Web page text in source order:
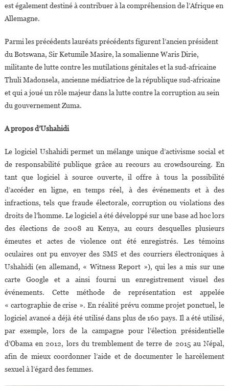
est également destiné à contribuer à la compréhension de l’Afrique en
Allemagne.
Parmi les précédents lauréats précédents figurent l’ancien président
du Botswana, Sir Ketumile Masire, la somalienne Waris Dirie,
militante de lutte contre les mutilations génitales et la sud-africaine
Thuli Madonsela, ancienne médiatrice de la république sud-africaine
et qui a joué un rôle majeur dans la lutte contre la corruption au sein
du gouvernement Zuma.
A propos d’Ushahidi
Le logiciel Ushahidi permet un mélange unique d’activisme social et
de responsabilité publique grâce au recours au crowdsourcing. En
tant que logiciel à source ouverte, il offre à tous la possibilité
d’accéder en ligne, en temps réel, à des événements et à des
infractions, tels que fraude électorale, corruption ou violations des
droits de l’homme. Le logiciel a été développé sur une base ad hoc lors
des élections de 2008 au Kenya, au cours desquelles plusieurs
émeutes et actes de violence ont été enregistrés. Les témoins
oculaires ont pu envoyer des SMS et des courriers électroniques à
Ushahidi (en allemand, « Witness Report »), qui les a mis sur une
carte Google et a ainsi fourni un enregistrement visuel des
événements. Cette méthode de représentation est appelée
« cartographie de crise ». En réalité prévu comme projet ponctuel, le
logiciel avancé a déjà été utilisé dans plus de 160 pays. Il a été utilisé,
par exemple, lors de la campagne pour l’élection présidentielle
d’Obama en 2012, lors du tremblement de terre de 2015 au Népal,
afin de mieux coordonner l’aide et de documenter le harcèlement
sexuel à l’égard des femmes.